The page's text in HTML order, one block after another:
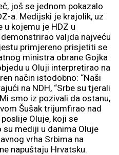
još se jednom pokazalo
a. Medijski je krajolik, uz
u kojemu je HDZ u
valjda najveću
primjereno prisjetiti se
ministra obrane Gojka
u Oluji interpretirao na
način istodobno: “Naši
na NDH, “Srbe su tjerali
smo iz pozivali da ostanu,
Šušak trijumfirao nad
Oluje, koji se
mediji u danima Oluje
vrha Srbima na
napuštaju Hrvatsku.